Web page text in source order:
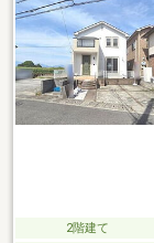
2階建て